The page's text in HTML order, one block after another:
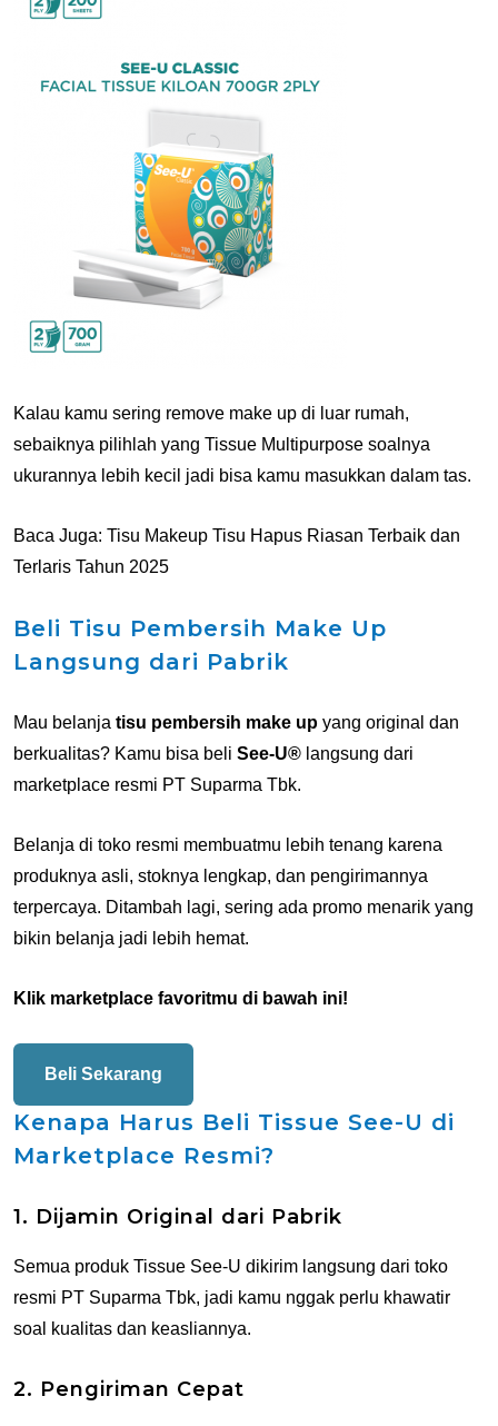
Kalau kamu sering remove make up di luar rumah,
sebaiknya pilihlah yang Tissue Multipurpose soalnya
ukurannya lebih kecil jadi bisa kamu masukkan dalam tas.
Baca Juga: Tisu Makeup Tisu Hapus Riasan Terbaik dan
Terlaris Tahun 2025
Beli Tisu Pembersih Make Up
Langsung dari Pabrik
Mau belanja tisu pembersih make up yang original dan
berkualitas? Kamu bisa beli See-U® langsung dari
marketplace resmi PT Suparma Tbk.
Belanja di toko resmi membuatmu lebih tenang karena
produknya asli, stoknya lengkap, dan pengirimannya
terpercaya. Ditambah lagi, sering ada promo menarik yang
bikin belanja jadi lebih hemat.
Klik marketplace favoritmu di bawah ini!
Beli Sekarang
Kenapa Harus Beli Tissue See-U di
Marketplace Resmi?
1. Dijamin Original dari Pabrik
Semua produk Tissue See-U dikirim langsung dari toko
resmi PT Suparma Tbk, jadi kamu nggak perlu khawatir
soal kualitas dan keasliannya.
2. Pengiriman Cepat